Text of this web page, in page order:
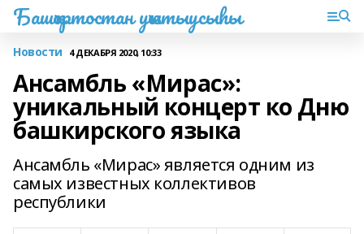
Башҡортостан уҡытыусыһы
Новости 4 ДЕКАБРЯ 2020, 10:33
Ансамбль «Мирас»:
уникальный концерт ко Дню
башкирского языка
Ансамбль «Мирас» является одним из
самых известных коллективов
республики